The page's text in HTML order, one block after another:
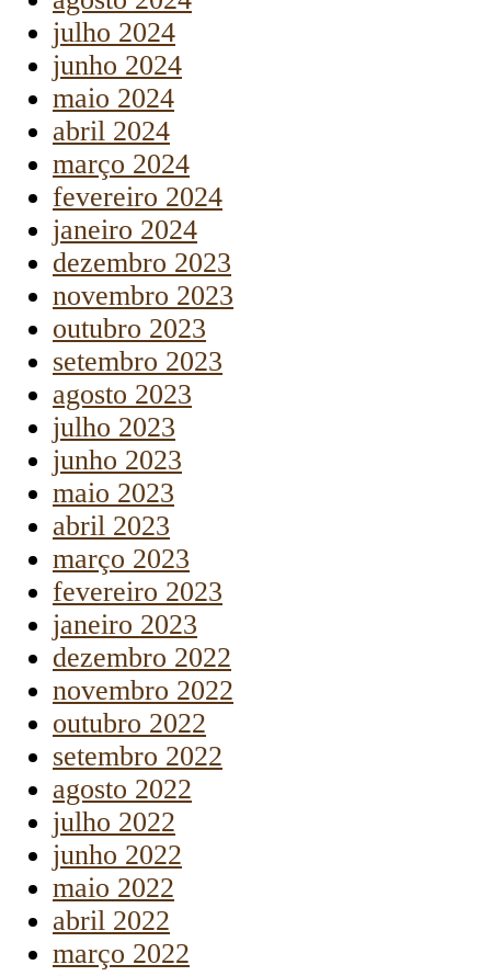
julho 2024
junho 2024
maio 2024
abril 2024
março 2024
fevereiro 2024
janeiro 2024
dezembro 2023
novembro 2023
outubro 2023
setembro 2023
agosto 2023
julho 2023
junho 2023
maio 2023
abril 2023
março 2023
fevereiro 2023
janeiro 2023
dezembro 2022
novembro 2022
outubro 2022
setembro 2022
agosto 2022
julho 2022
junho 2022
maio 2022
abril 2022
março 2022